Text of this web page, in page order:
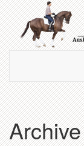
Zum
Hauptinhalt
springen
Archive